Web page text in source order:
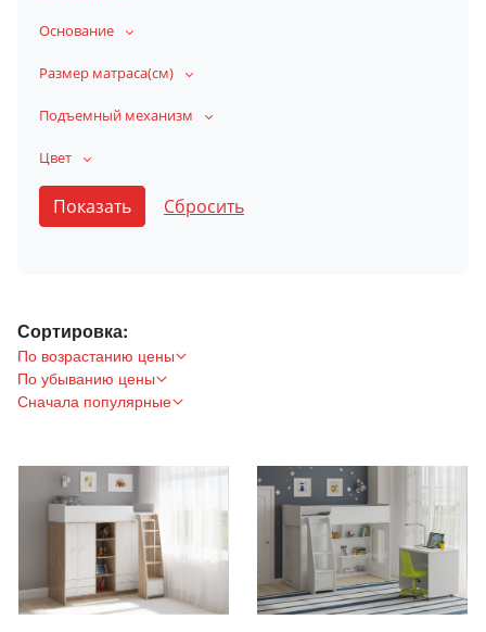
Основание
Размер матраса(см)
Подъемный механизм
Цвет
Сортировка:
По возрастанию цены
По убыванию цены
Сначала популярные